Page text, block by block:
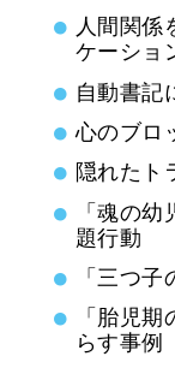
人間関係
ケーショ
自動書記
心のブロ
隠れたト
「魂の
題行動
「三つ
「胎児
らす事例